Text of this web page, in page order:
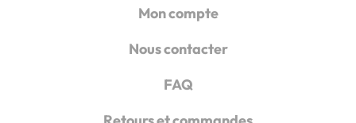
Mon compte
Nous contacter
FAQ